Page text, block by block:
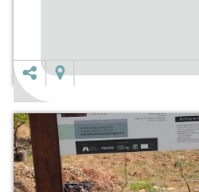
SERRA A DENTRO